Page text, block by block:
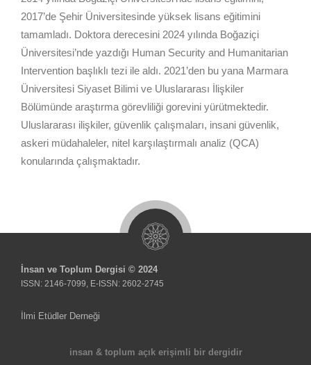
2017’de Şehir Üniversitesinde yüksek lisans eğitimini
tamamladı. Doktora derecesini 2024 yılında Boğaziçi
Üniversitesi’nde yazdığı Human Security and Humanitarian
Intervention başlıklı tezi ile aldı. 2021’den bu yana Marmara
Üniversitesi Siyaset Bilimi ve Uluslararası İlişkiler
Bölümünde araştırma görevliliği gorevini yürütmektedir.
Uluslararası ilişkiler, güvenlik çalışmaları, insani güvenlik,
askeri müdahaleler, nitel karşılaştırmalı analiz (QCA)
konularında çalışmaktadır.
İnsan ve Toplum Dergisi © 2024
ISSN: 2146-7099, E-ISSN: 2602-2745
İlmi Etüdler Derneği
insan & toplum açık erişimli bir dergidir